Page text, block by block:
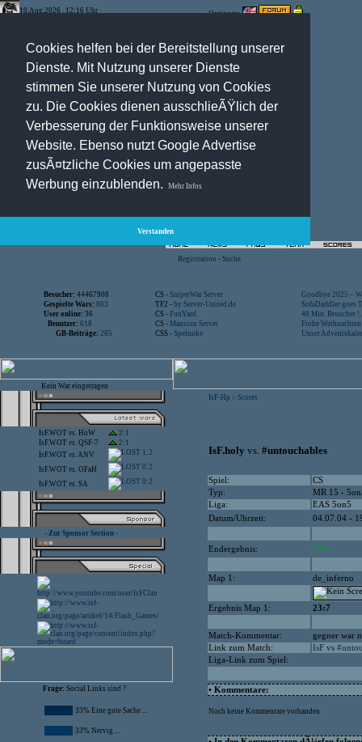
Cookies helfen bei der Bereitstellung unserer
Dienste. Mit Nutzung unserer Dienste
stimmen Sie unserer Nutzung von Cookies
zu. Die Cookies dienen ausschlieÃŸlich der
Verbesserung der Funktionsweise unserer
Website. Ebenso nutzt Google Advertise
zusÃ¤tzliche Cookies um angepasste
Werbung einzublenden.
Mehr Infos
Verstanden
10.Aug.2026 , 12:16 Uhr Optionen:
Registration - Suche
Besucher: 44467908 CS - SniperWar Server
Goodbye 2025 –
Gespielte Wars: 803 TF2 - by Server-United.de
SofaDaddler goes
User online: 36 CS - FunYard
40 Mio. Beuscher
Benutzer: 618 CS - Mansion Server
Frohe
GB-Beiträge: 285 CSS - Spelunke Unser
Kein War eingetragen
IsF.WOT vs. HoW
2:1
IsF.WOT vs. QSF-7
2:1
IsF.WOT vs.ANV 1:2
IsF.WOT vs. OFaH 0:2
IsF.WOT vs. SA 0:2
- Zur Sponsor Section -
Frage: Social Links sind ?
33% Eine gute Sache ...
33% Nervig ...
IsF-Hp > Scores
IsF.holy vs. #untouchables
Spiel:
CS
Typ:
MR 15 -
Liga:
EAS 5on5
Datum/Uhrzeit:
04.07.04 -
Endergebnis: 23:7
Map 1: de_inferno
Ergebnis Map 1: 23:7
Match-Kommentar:
gegner war
Link zum Match:
IsF vs
Liga-Link zum Spiel:
• Kommentare:
Noch keine Kommentare vorhanden